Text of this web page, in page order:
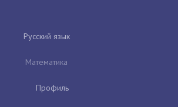
Русский язык
Математика
Профиль